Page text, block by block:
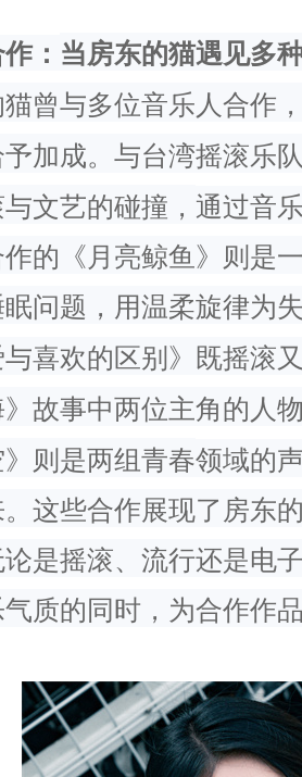
： 当房东的猫遇见多
猫曾与多位音乐人合作
加成。与台湾摇滚乐
文艺的碰撞， 通过音
的《月亮鲸鱼》则是
问题，用温柔旋律为
喜欢的区别》既摇滚
》故事中两位主角的人
》则是两组青春领域的
这些合作展现了房东
是摇滚、 流行还是电
质的同时， 为合作作